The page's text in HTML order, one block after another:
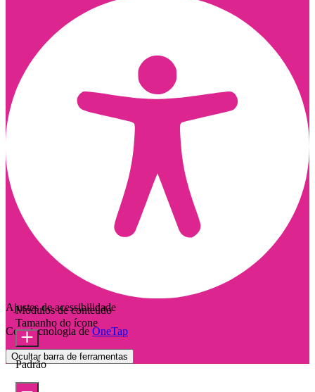
Ajustes de acessibilidade
Com tecnologia de OneTap
Ocultar barra de ferramentas
Módulos de conteúdo
Tamanho do ícone
Padrão